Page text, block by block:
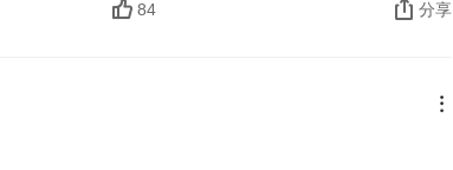
丰富，健康状况就越好，这对任何年纪的人都
84 分享